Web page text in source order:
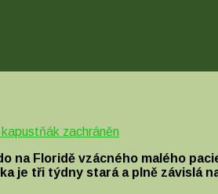
zachráněn
na Floridě vzácného malého
je tři týdny stará a plně